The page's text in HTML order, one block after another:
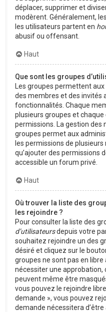
déplacer, supprimer et
modèrent. Généralement,
les utilisateurs partent en
abusif ou offensant.
Haut
Que sont les groupes
Les groupes permettent
des membres et des invités
fonctionnalités. Chaque
plusieurs groupes et
permissions. La gestion des
groupes permet aux
les permissions de
qu’ajouter des permissions
accessible un forum privé.
Haut
Où trouver la liste des
les rejoindre ?
Pour consulter la liste des
d’utilisateursdepuis votre
souhaitez rejoindre un des
désiré et cliquez sur le
groupes ne sont pas en
nécessiter une approbation,
peuvent même être
vous pouvez le rejoindre
demande », vous pouvez
demande nécessitera